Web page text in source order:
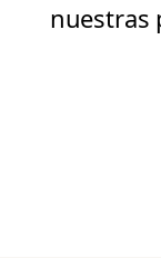
nuestras